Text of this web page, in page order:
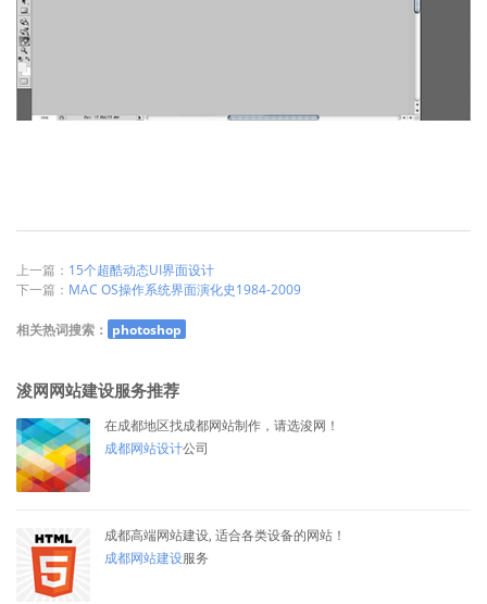
上一篇： 15个超酷动态UI界面设计
下一篇： MAC OS操作系统界面演化史1984-2009
相关热词搜索： photoshop
浚网网站建设服务推荐
在成都地区找成都网站制作，请选浚网！
成都网站设计公司
成都高端网站建设, 适合各类设备的网站！
成都网站建设服务